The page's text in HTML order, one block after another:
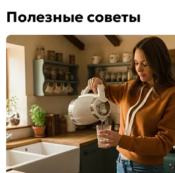
Полезные советы